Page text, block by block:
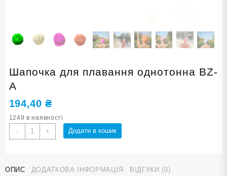
Шапочка для плавання однотонна BZ-
A
194,40₴
1249 в наявності
-
Шапочка
для
BZ-
+ Додати в кошик
ОПИС ДОДАТКОВА ІНФОРМАЦІЯ ВІДГУКИ (0)